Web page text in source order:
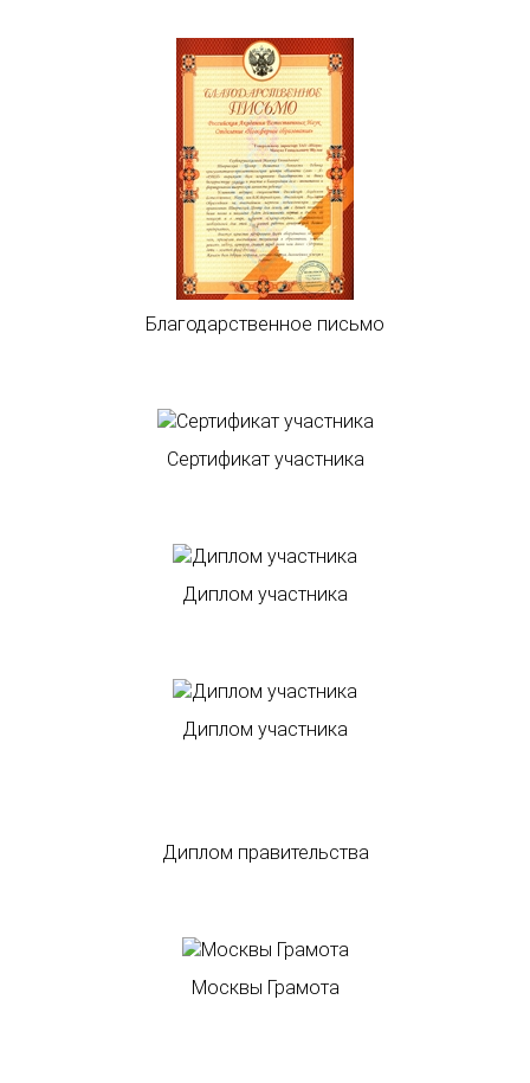
Благодарственное письмо
Сертификат участника
Диплом участника
Диплом участника
Диплом правительства
Москвы Грамота